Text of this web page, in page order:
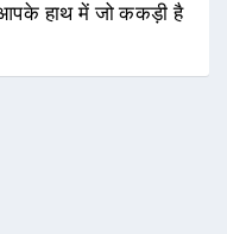
हाथ में जो ककड़ी है